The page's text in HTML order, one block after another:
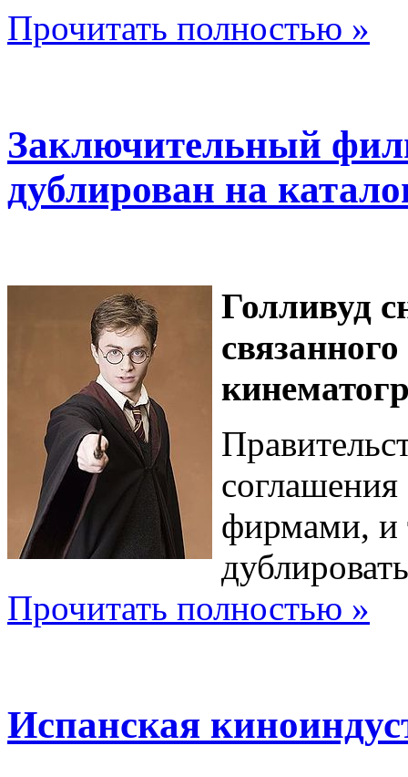
Прочитать полностью »
Заключительный
дублирован на
Голливуд
фирмами, и
Прочитать полностью »
Испанская